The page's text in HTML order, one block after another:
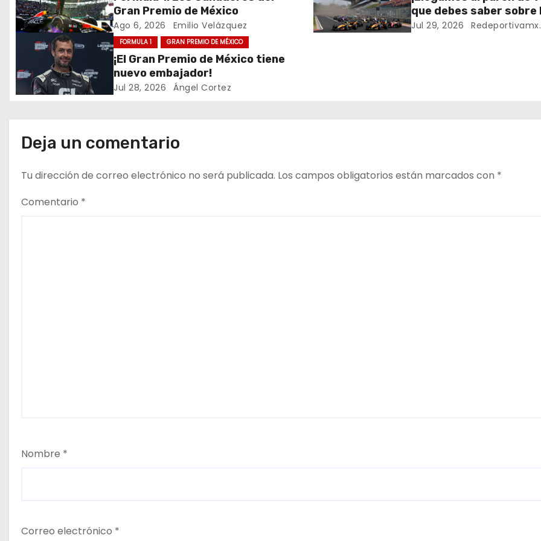
g
a
i
n
e
e
Gran Premio de México
Ago 6, 2026 Emilio Velázquez
que debes saber sobre
de la temporada 2026
Jul 29, 2026
FORMULA 1 GRAN PREMIO DE MÉXICO
¡El Gran Premio de México tiene
nuevo embajador!
Jul 28, 2026 Ángel Cortez
Deja un comentario
Tu dirección de correo electrónico no será publicada. Los campos obligatorios están marcados con *
Comentario *
Nombre *
Correo electrónico *